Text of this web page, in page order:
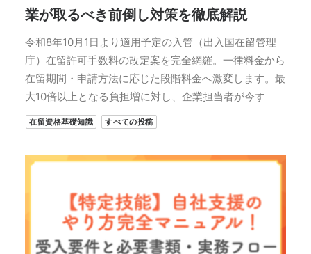
業が取るべき前倒し対策を徹底解説
令和8年10月1日より適用予定の入管（出入国在留管理
庁）在留許可手数料の改定案を完全網羅。一律料金から
在留期間・申請方法に応じた段階料金へ激変します。最
大10倍以上となる負担増に対し、企業担当者が今す
在留資格基礎知識 すべての投稿